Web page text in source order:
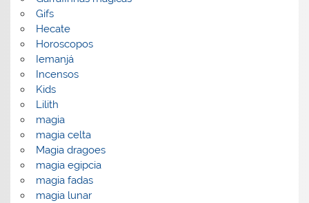
Gifs
Hecate
Horoscopos
Iemanjá
Incensos
Kids
Lilith
magia
magia celta
Magia dragoes
magia egipcia
magia fadas
magia lunar